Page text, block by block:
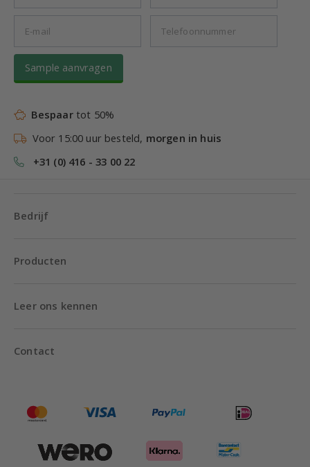
Sample aanvragen
Bespaartot 50%
Voor 15:00 uur besteld, morgen in huis
+31 (0) 416 - 33 00 22
Bedrijf
Producten
Leer ons kennen
Contact